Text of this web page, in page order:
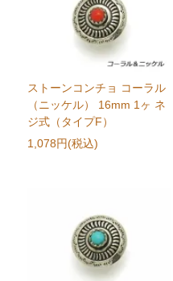
ストーンコンチョ コーラル
（ニッケル） 16mm 1ヶ ネ
ジ式（タイプF）
1,078円(税込)